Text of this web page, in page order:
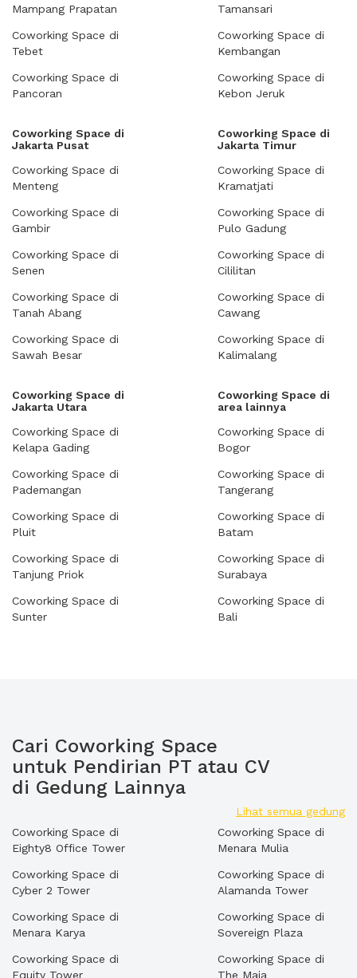
Mampang Prapatan
Coworking Space di
Tebet
Coworking Space di
Pancoran
Tamansari
Coworking Space di
Kembangan
Coworking Space di
Kebon Jeruk
Coworking Space di
Jakarta Pusat
Coworking Space di
Menteng
Coworking Space di
Gambir
Coworking Space di
Senen
Coworking Space di
Tanah Abang
Coworking Space di
Sawah Besar
Coworking Space di
Jakarta Timur
Coworking Space di
Kramatjati
Coworking Space di
Pulo Gadung
Coworking Space di
Cililitan
Coworking Space di
Cawang
Coworking Space di
Kalimalang
Coworking Space di
Jakarta Utara
Coworking Space di
Kelapa Gading
Coworking Space di
Pademangan
Coworking Space di
Pluit
Coworking Space di
Tanjung Priok
Coworking Space di
Sunter
Coworking Space di
area lainnya
Coworking Space di
Bogor
Coworking Space di
Tangerang
Coworking Space di
Batam
Coworking Space di
Surabaya
Coworking Space di
Bali
Cari Coworking Space
untuk Pendirian PT atau CV
di Gedung Lainnya
Lihat semua gedung
Coworking Space di
Eighty8 Office Tower
Coworking Space di
Cyber 2 Tower
Coworking Space di
Menara Karya
Coworking Space di
Equity Tower
Coworking Space di
Menara Mulia
Coworking Space di
Alamanda Tower
Coworking Space di
Sovereign Plaza
Coworking Space di
The Maja